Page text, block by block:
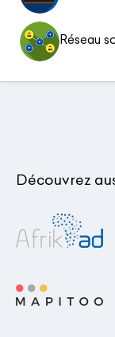
Réseau
Découvrez